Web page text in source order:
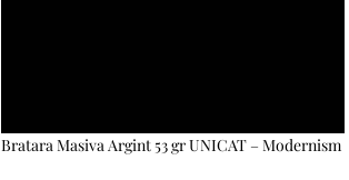
Bratara Masiva Argint 53 gr UNICAT – Modernism